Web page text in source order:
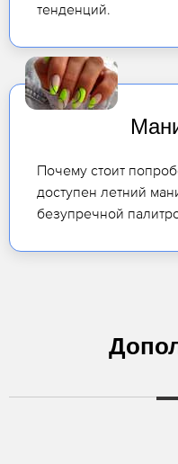
тенденций.
Почему стоит
доступен летний
безупречной